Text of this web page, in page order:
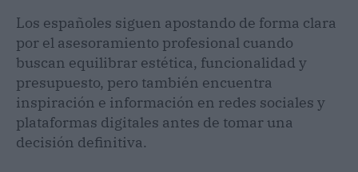
Los españoles siguen apostando de forma clara
por el asesoramiento profesional cuando
buscan equilibrar estética, funcionalidad y
presupuesto, pero también encuentra
inspiración e información en redes sociales y
plataformas digitales antes de tomar una
decisión definitiva.